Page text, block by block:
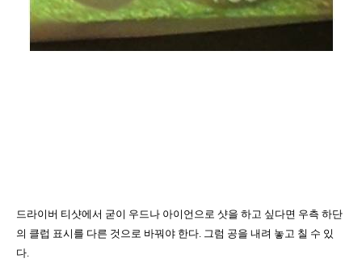
드라이버 티샷에서 굳이 우드나 아이언으로 샷을 하고 싶다면 우측 하단
의 클럽 표시를 다른 것으로 바꿔야 한다 그럼 공을 내려 놓고 칠 수 있
다